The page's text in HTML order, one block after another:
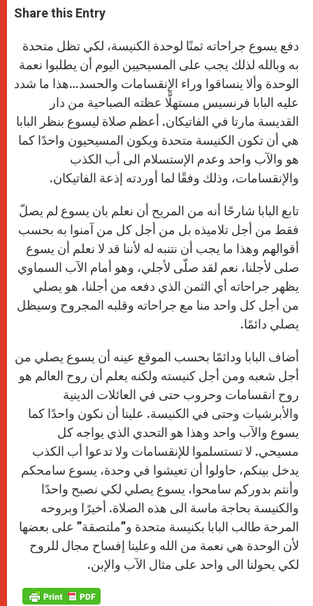
t
s
p
p
s
e
g
e
r
e
b
o
k
r
Share this Entry
دفع يسوع جراحاته ثمنًا لوحدة الكنيسة، لكي تظل متحدة
به وبالله لذلك يجب على المسيحيين اليوم أن يطلبوا نعمة
الوحدة وألا ينساقوا وراء الإنقسامات والحسد…هذا ما شدد
عليه البابا فرنسيس مستهلًّا عظته الصباحية من دار
القديسة مارتا في الفاتيكان. أعظم صلاة ليسوع بنظر البابا
هي أن تكون الكنيسة متحدة ويكون المسيحيون واحدًا كما
هو والآب واحد وعدم الإستسلام الى أب الكذب
والإنقسامات، وذلك وفقًا لما أوردته إذعة الفاتيكان.
تابع البابا شارحًا أنه من المريح أن نعلم بان يسوع لم يصلّ
فقط من أجل تلاميذه بل من أجل كل من آمنوا به بحسب
أقوالهم وهذا ما يجب أن نتنبه له لأننا قد لا نعلم أن يسوع
صلى لأجلنا، نعم لقد صلّى لأجلي، وهو أمام الآب السماوي
يظهر جراحاته أي الثمن الذي دفعه من أجلنا، هو يصلي
من أجل كل واحد منا مع جراحاته وقلبه المجروح وسيظل
يصلي دائمًا.
أضاف البابا ودائمًا بحسب الموقع عينه أن يسوع يصلي من
أجل شعبه ومن أجل كنيسته ولكنه يعلم أن روح العالم هو
روح انقسامات وحروب حتى في العائلات الدينية
والأبرشيات وحتى في الكنيسة. علينا أن نكون واحدًا كما
يسوع والآب واحد وهذا هو التحدي الذي يواجه كل
مسيحي. لا تستسلموا للإنقسامات ولا تدعوا أب الكذب
يدخل بينكم، حاولوا أن تعيشوا في وحدة، يسوع سامحكم
وأنتم بدوركم سامحوا، يسوع يصلي لكي نصبح واحدًا
والكنيسة بحاجة ماسة الى هذه الصلاة. أخيرًا وبروحه
المرحة طالب البابا بكنيسة متحدة و”ملتصقة” على بعضها
لأن الوحدة هي نعمة من الله وعلينا إفساح مجال للروح
لكي يحولنا الى واحد على مثال الآب والإبن.